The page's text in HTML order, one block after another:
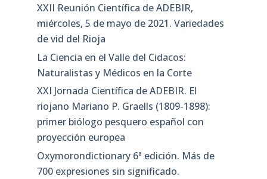
XXII Reunión Científica de ADEBIR,
miércoles, 5 de mayo de 2021. Variedades
de vid del Rioja
La Ciencia en el Valle del Cidacos:
Naturalistas y Médicos en la Corte
XXI Jornada Científica de ADEBIR. El
riojano Mariano P. Graells (1809-1898):
primer biólogo pesquero español con
proyección europea
Oxymorondictionary 6ª edición. Más de
700 expresiones sin significado.